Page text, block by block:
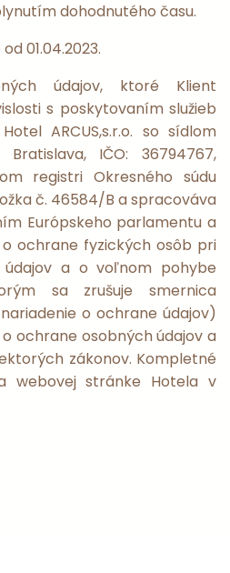
dohodnutého času.
01.04.2023.
údajov, ktoré Klient
s poskytovaním služieb
ARCUS,s.r.o. so sídlom
IČO: 36794767,
registri Okresného súdu
č. 46584/B a spracováva
Európskeho parlamentu a
o ochrane fyzických osôb pri
údajov a o voľnom pohybe
sa zrušuje smernica
o ochrane údajov)
o ochrane osobných údajov a
zákonov. Kompletné
webovej stránke Hotela v